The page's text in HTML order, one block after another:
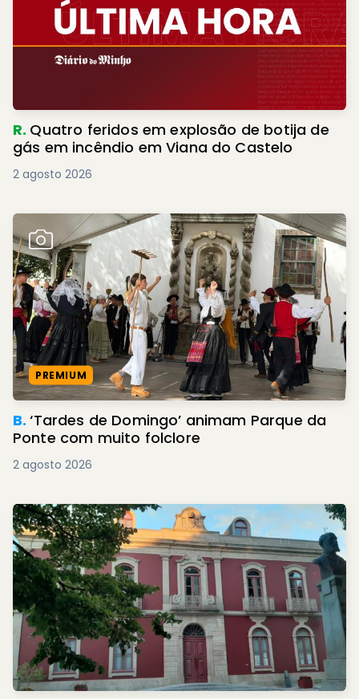
R. Quatro feridos em explosão de botija de
gás em incêndio em Viana do Castelo
2 agosto 2026
PREMIUM
B.‘Tardes de Domingo’ animam Parque da
Ponte com muito folclore
2 agosto 2026